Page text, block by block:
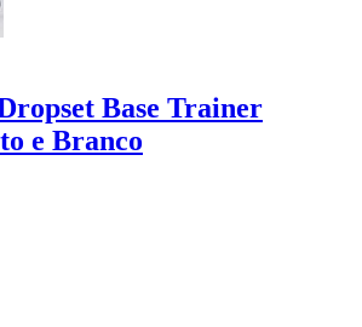
Base Trainer
e Branco